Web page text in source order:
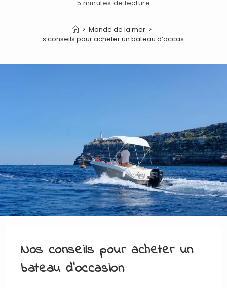
5 minutes de lecture
> Monde de la mer >
Nos conseils pour acheter un bateau d’occasion
Nos conseils pour acheter un
bateau d’occasion